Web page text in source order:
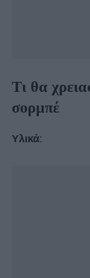
Τι θα
σορμπέ
Υλικά: